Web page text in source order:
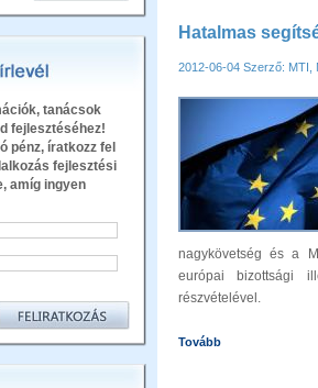
tanácsok
fejlesztéséhez!
pénz, íratkozz fel
fejlesztési
amíg ingyen
Hatalmas
2012-06-04 Szerző: MTI,
nagykövetség és a
európai bizottsági
részvételével.
Tovább